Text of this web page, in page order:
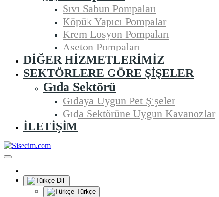
Sıvı Sabun Pompaları
Köpük Yapıcı Pompalar
Krem Losyon Pompaları
Aseton Pompaları
DIĞER HIZMETLERIMIZ
SEKTÖRLERE GÖRE ŞIŞELER
Gıda Sektörü
Gıdaya Uygun Pet Şişeler
Gıda Sektörüne Uygun Kavanozlar
İLETIŞIM
Dil
Türkçe